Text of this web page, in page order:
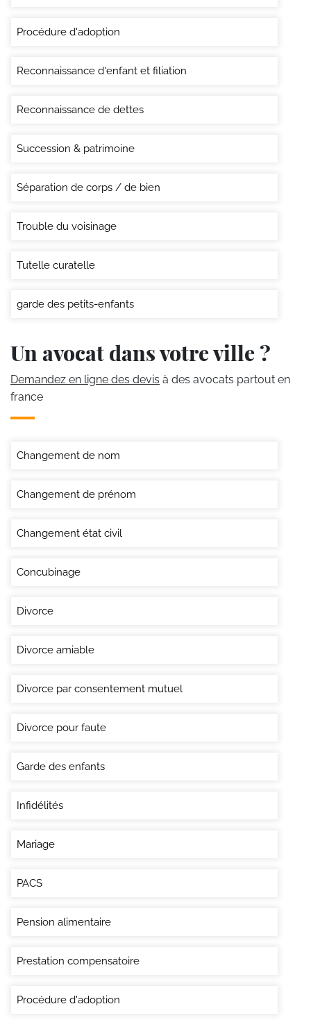
Procédure d'adoption
Reconnaissance d'enfant et filiation
Reconnaissance de dettes
Succession & patrimoine
Séparation de corps / de bien
Trouble du voisinage
Tutelle curatelle
garde des petits-enfants
Un avocat dans votre ville ?
Demandez en ligne des devis à des avocats partout en
france
Changement de nom
Changement de prénom
Changement état civil
Concubinage
Divorce
Divorce amiable
Divorce par consentement mutuel
Divorce pour faute
Garde des enfants
Infidélités
Mariage
PACS
Pension alimentaire
Prestation compensatoire
Procédure d'adoption